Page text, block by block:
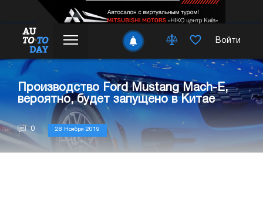
Войти
Производство Ford Mustang Mach-E,
вероятно, будет запущено в Китае
0 28 Ноября 2019